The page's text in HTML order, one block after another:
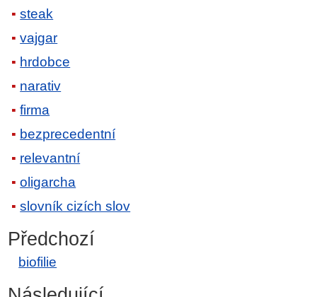
steak
vajgar
hrdobce
narativ
firma
bezprecedentní
relevantní
oligarcha
slovník cizích slov
Předchozí
biofilie